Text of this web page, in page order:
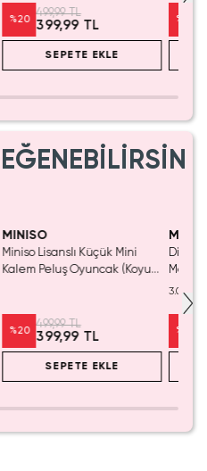
%20
499,99 TL
399,99 TL
SEPETE EKLE
%
MINISO
Miniso Lisanslı Küçük Mini
Kalem Peluş Oyuncak (Koyu
%20
499,99 TL
399,99 TL
SEPETE EKLE
Mouse
Mini
3.0
%